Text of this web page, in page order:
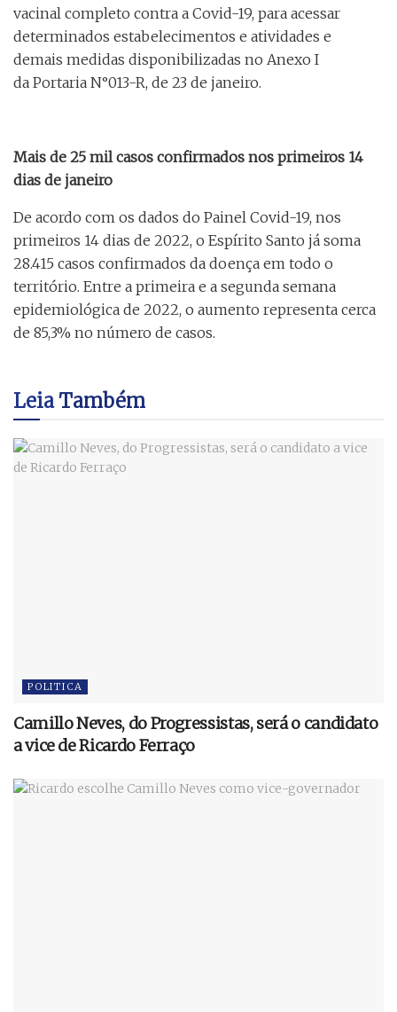
vacinal completo contra a Covid-19, para acessar
determinados estabelecimentos e atividades e
demais medidas disponibilizadas no Anexo I
da Portaria N°013-R, de 23 de janeiro.
Mais de 25 mil casos confirmados nos primeiros 14
dias de janeiro
De acordo com os dados do Painel Covid-19, nos
primeiros 14 dias de 2022, o Espírito Santo já soma
28.415 casos confirmados da doença em todo o
território. Entre a primeira e a segunda semana
epidemiológica de 2022, o aumento representa cerca
de 85,3% no número de casos.
LeiaTambém
POLITICA
Camillo Neves, do Progressistas, será o candidato
a vice de Ricardo Ferraço